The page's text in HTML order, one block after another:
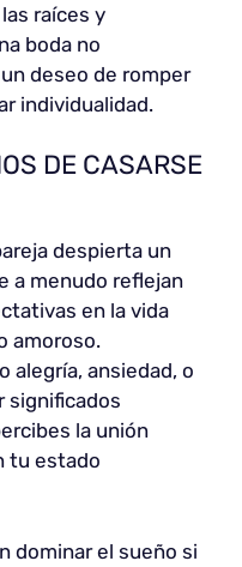
raíces y
boda no
deseo de romper
individualidad.
DE CASARSE
despierta un
a menudo reflejan
en la vida
amoroso.
alegría, ansiedad, o
significados
la unión
tu estado
dominar el sueño si